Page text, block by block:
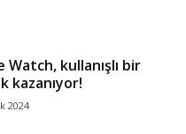
Watch, kullanışlı bir
kazanıyor!
2024